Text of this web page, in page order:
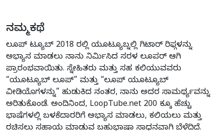
ನಮ್ಮ ಕಥೆ
ಲೂಪ್ ಟ್ಯೂಬ್ 2018 ರಲ್ಲಿ ಯೂಟ್ಯೂಬ್ನಲ್ಲಿ ಗಿಟಾರ್ ರಿಫ್ಗಳನ್ನು
ಅಭ್ಯಾಸ ಮಾಡಲು ನಾನು ನಿರ್ಮಿಸಿದ ಸರಳ ಲೂಪರ್ ಆಗಿ
ಪ್ರಾರಂಭವಾಯಿತು. ಸ್ನೇಹಿತರು ಮತ್ತು ಸಹ ಕಲಿಯುವವರು
“ಯೂಟ್ಯೂಬ್ ಲೂಪ್” ಮತ್ತು “ಲೂಪ್ ಯೂಟ್ಯೂಬ್
ವೀಡಿಯೊಗಳನ್ನು” ಹುಡುಕಿದ ನಂತರ, ನಾನು ಅದರ ಸಾಮರ್ಥ್ಯವನ್ನು
ಅರಿತುಕೊಂಡೆ. ಅಂದಿನಿಂದ, LoopTube.net 200 ಕ್ಕೂ ಹೆಚ್ಚು
ಭಾಷೆಗಳಲ್ಲಿ ಬಳಕೆದಾರರಿಗೆ ಅಭ್ಯಾಸ ಮಾಡಲು, ಕಲಿಯಲು ಮತ್ತು
ರಚಿಸಲು ಸಹಾಯ ಮಾಡುವ ಬಹುಭಾಷಾ ಸಾಧನವಾಗಿ ಬೆಳೆದಿದೆ.